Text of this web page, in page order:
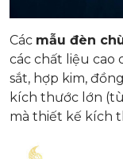
Các mẫu đèn
các chất liệu cao
sắt, hợp kim,
kích thước lớn
mà thiết kế kích